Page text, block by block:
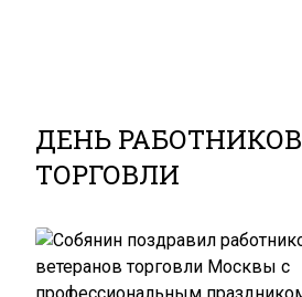
ДЕНЬ РАБОТНИКОВ
ТОРГОВЛИ